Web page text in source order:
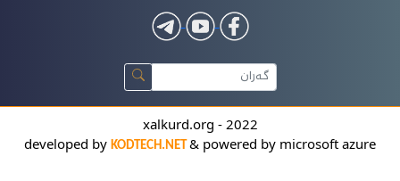
xalkurd.org - 2022
developed by KODTECH.NET& powered by microsoft azure